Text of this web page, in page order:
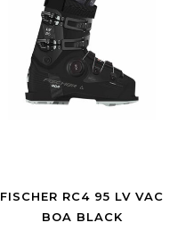
FISCHER RC4 95 LV VAC
BOA BLACK